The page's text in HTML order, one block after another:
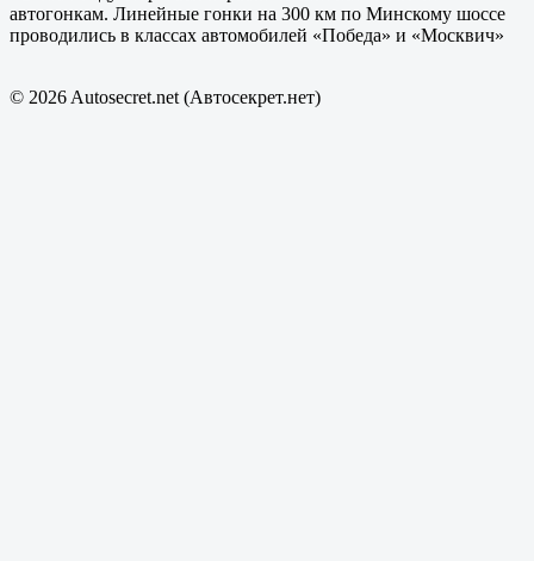
автогонкам. Линейные гонки на 300 км по Минскому шоссе
проводились в классах автомобилей «Победа» и «Москвич»
© 2026 Autosecret.net (Автосекрет.нет)